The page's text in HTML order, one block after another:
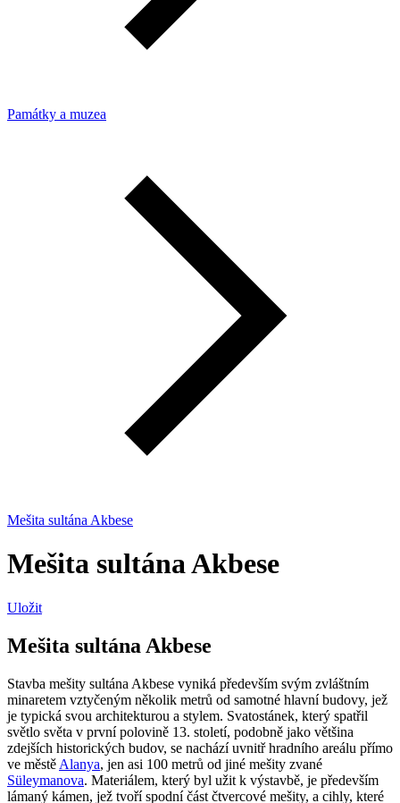
Památky a muzea
Mešita sultána Akbese
Mešita sultána Akbese
Uložit
Mešita sultána Akbese
Stavba mešity sultána Akbese vyniká především svým zvláštním
minaretem vztyčeným několik metrů od samotné hlavní budovy, jež
je typická svou architekturou a stylem. Svatostánek, který spatřil
světlo světa v první polovině 13. století, podobně jako většina
zdejších historických budov, se nachází uvnitř hradního areálu přímo
ve městě Alanya, jen asi 100 metrů od jiné mešity zvané
Süleymanova. Materiálem, který byl užit k výstavbě, je především
lámaný kámen, jež tvoří spodní část čtvercové mešity, a cihly, které